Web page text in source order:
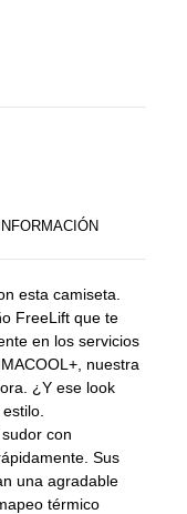
esta camiseta.
FreeLift que te
en los servicios
nuestra
¿Y ese look
con
Sus
una agradable
térmico